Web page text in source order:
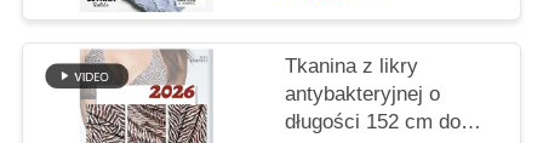
Tkanina z likry
antybakteryjnej o
długości 152 cm do